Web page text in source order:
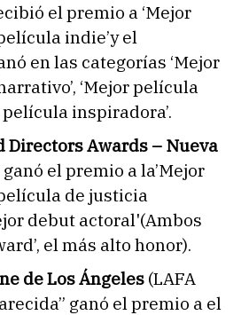
el premio a ‘Mejor
indie’y el
en las categorías ‘Mejor
‘Mejor película
película inspiradora’.
Directors Awards – Nueva
el premio a la’Mejor
de justicia
debut actoral'(Ambos
el más alto honor).
de Los Ángeles (LAFA
ganó el premio a el